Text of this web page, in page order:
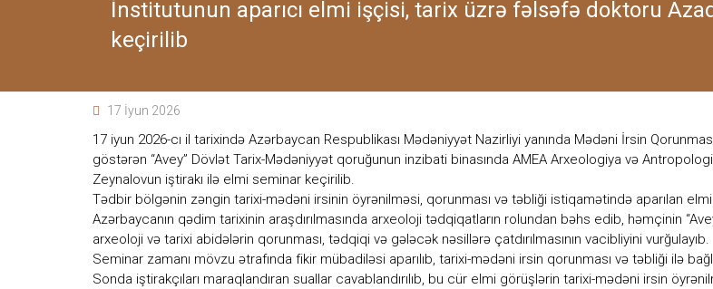
Mədəniyyət
zəngin
və
arxeoloji
diyarı
kimi
ən
qədim
daş
dövrünün
yadigarı
olan
“Avey”
İnstitutunun aparıcı elmi işçisi, tarix üzrə fəlsəfə doktoru
keçirilib
17 İyun 2026
17 iyun 2026-cı il tarixində Azərbaycan Respublikası Mədəniyyət Nazirliyi yanında Mədəni İrsin
göstərən “Avey” Dövlət Tarix-Mədəniyyət qoruğunun inzibati binasında AMEA Arxeologiya və
Zeynalovun iştirakı ilə elmi seminar keçirilib.
Tədbir bölgənin zəngin tarixi-mədəni irsinin öyrənilməsi, qorunması və təbliği istiqamətində aparılan
Azərbaycanın qədim tarixinin araşdırılmasında arxeoloji tədqiqatların rolundan bəhs edib, həmçinin
arxeoloji və tarixi abidələrin qorunması, tədqiqi və gələcək nəsillərə çatdırılmasının vacibliyini vurğulayıb.
Seminar zamanı mövzu ətrafında fikir mübadiləsi aparılıb, tarixi-mədəni irsin qorunması və təbliği ilə
Sonda iştirakçıları maraqlandıran suallar cavablandırılıb, bu cür elmi görüşlərin tarixi-mədəni irsin